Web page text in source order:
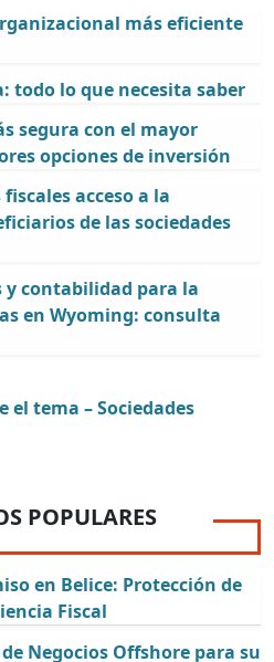
más eficiente
todo lo que necesita saber
segura con el mayor
opciones de inversión
acceso a la
de las sociedades
contabilidad para la
en Wyoming: consulta
el tema – Sociedades
POPULARES
en Belice: Protección de
Fiscal
Negocios Offshore para su